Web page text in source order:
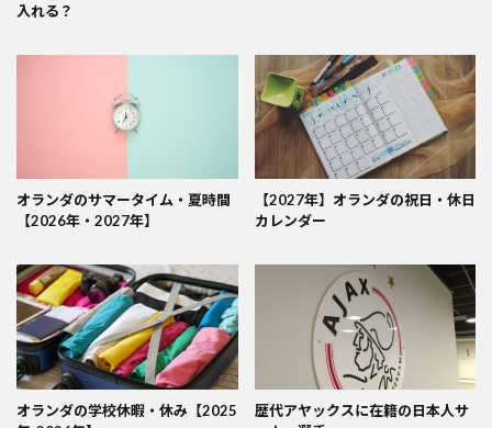
入れる？
オランダのサマータイム・夏時間
【2026年・2027年】
【2027年】オランダの祝日・休日
カレンダー
オランダの学校休暇・休み【2025
歴代アヤックスに在籍の日本人サ